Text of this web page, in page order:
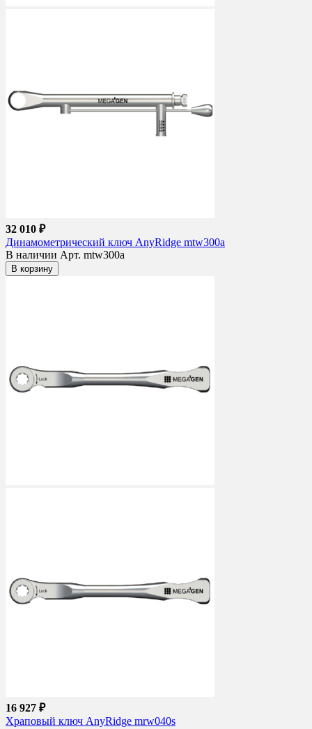
32 010 ₽
Динамометрический ключ AnyRidge mtw300a
В наличии Арт. mtw300a
В корзину
16 927 ₽
Храповый ключ AnyRidge mrw040s